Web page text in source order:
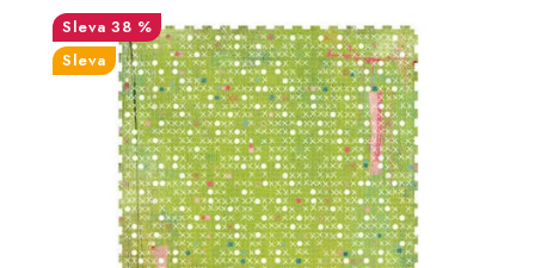
38 %
Sleva